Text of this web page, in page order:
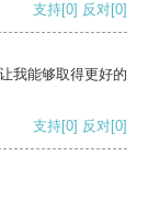
支持[0] 反对[0]
我能够取得更好的
支持[0] 反对[0]